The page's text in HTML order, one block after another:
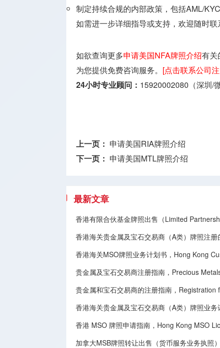
制定持续合规的内部政策，包括AML/
如需进一步详细指导或支持，欢迎随时联
如欲查询更多申请美国NFA牌照介绍有关
为您提供免费咨询服务。 [点击联系公司
24小时专业顾问： 15920002080（深圳/
上一页： 申请美国RIA牌照介绍
下一页： 申请美国MTL牌照介绍
最新文章
香港有限合伙基金牌照出售（Limited
香港海关贵金属及宝石交易商（A类）牌照注册
香港海关MSO牌照业务计划书，Hong Kong
贵金属及宝石交易商注册指南，Precious
贵金属和宝石交易商的注册指南，
香港海关贵金属及宝石交易商（A类）牌照业
香港 MSO 牌照申请指南，Hong Kong MSO
加拿大MSB牌照转让​出售（货币服务业务执照），